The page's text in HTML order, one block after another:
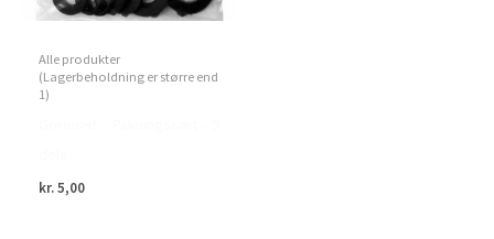
Alle produkter
(Lagerbeholdning er større end
1)
kr.5,00